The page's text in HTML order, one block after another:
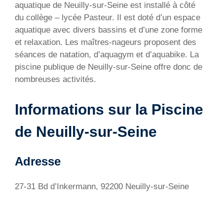
aquatique de Neuilly-sur-Seine est installé à côté
du collège – lycée Pasteur. Il est doté d’un espace
aquatique avec divers bassins et d’une zone forme
et relaxation. Les maîtres-nageurs proposent des
séances de natation, d’aquagym et d’aquabike. La
piscine publique de Neuilly-sur-Seine offre donc de
nombreuses activités.
Informations sur la Piscine
de Neuilly-sur-Seine
Adresse
27-31 Bd d’Inkermann, 92200 Neuilly-sur-Seine